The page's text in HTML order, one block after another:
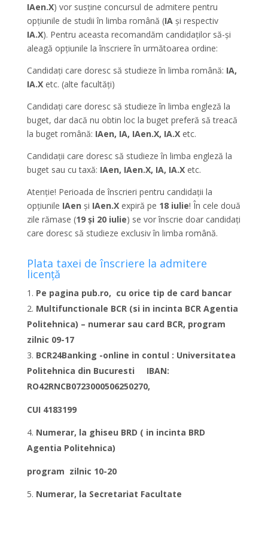
IAen.X) vor susține concursul de admitere pentru
opțiunile de studii în limba română (IA și respectiv
IA.X). Pentru aceasta recomandăm candidaților să-și
aleagă opțiunile la înscriere în următoarea ordine:
Candidați care doresc să studieze în limba română: IA,
IA.Xetc. (alte facultăți)
Candidați care doresc să studieze în limba engleză la
buget, dar dacă nu obtin loc la buget preferă să treacă
la buget română: IAen, IA, IAen.X, IA.Xetc.
Candidații care doresc să studieze în limba engleză la
buget sau cu taxă: IAen, IAen.X, IA, IA.Xetc.
Atenție! Perioada de înscrieri pentru candidații la
opțiunile IAen și IAen.Xexpiră pe 18 iulie! În cele două
zile rămase (19 și 20 iulie) se vor înscrie doar candidați
care doresc să studieze exclusiv în limba română.
Plata taxei de înscriere la admitere
licență
Pe pagina pub.ro, cu orice tip de card bancar
Multifunctionale BCR (si in incinta BCR Agentia
Politehnica) – numerar sau card BCR, program
zilnic 09-17
BCR24Banking -online in contul : Universitatea
Politehnica din Bucuresti IBAN:
RO42RNCB0723000506250270,
CUI 4183199
Numerar, la ghiseu BRD ( in incinta BRD
Agentia Politehnica)
program zilnic 10-20
Numerar, la Secretariat Facultate